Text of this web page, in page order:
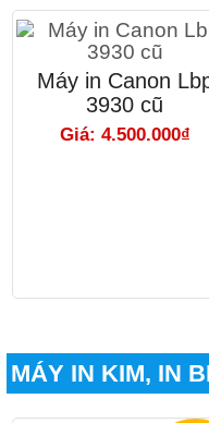
Máy in Canon
3930 cũ
Giá: 4.500.000₫
MÁY IN KIM, IN